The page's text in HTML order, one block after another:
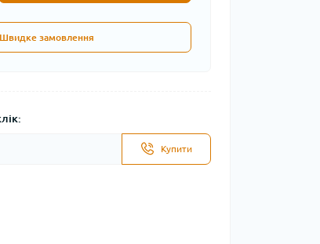
Швидке замовлення
Купити